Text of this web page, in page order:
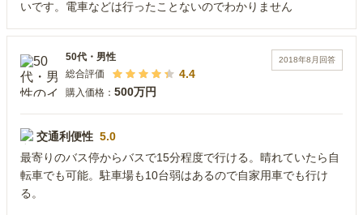
いです。電車などは行ったことないのでわかりません
2018年8月 回答
50代 ・ 男性
総合評価
4.4
購入価格： 500万円
交通利便性 5.0
最寄りのバス停からバスで15分程度で行ける。晴れていたら自
転車でも可能。駐車場も10台弱はあるので自家用車でも行け
る。